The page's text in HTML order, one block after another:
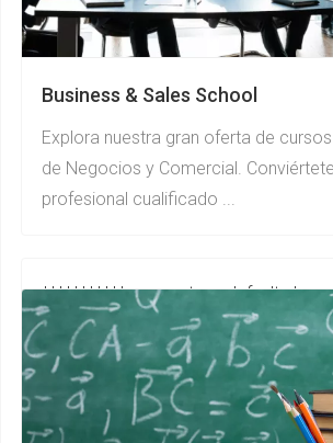
Business & Sales School
Explora nuestra gran oferta de
de Negocios y Comercial.
profesional cualificado ...
***********gurupcategs default.php